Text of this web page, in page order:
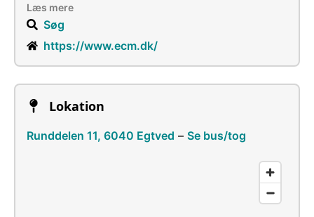
Læs mere
Søg
https://www.ecm.dk/
Lokation
Runddelen 11, 6040 Egtved – Se bus/tog